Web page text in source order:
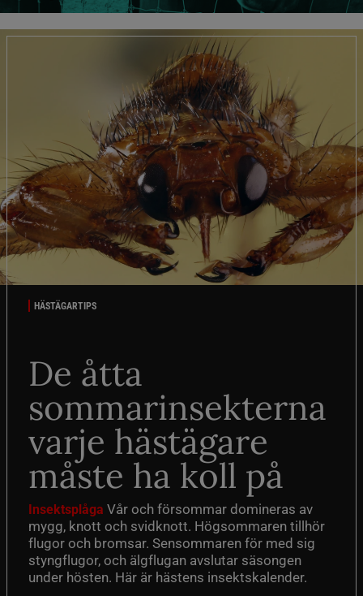
HÄSTÄGARTIPS
De åtta
sommarinsekterna
varje hästägare
måste ha koll på
Insektsplåga Vår och försommar domineras av
mygg, knott och svidknott. Högsommaren tillhör
flugor och bromsar. Sensommaren för med sig
styngflugor, och älgflugan avslutar säsongen
under hösten. Här är hästens insektskalender.